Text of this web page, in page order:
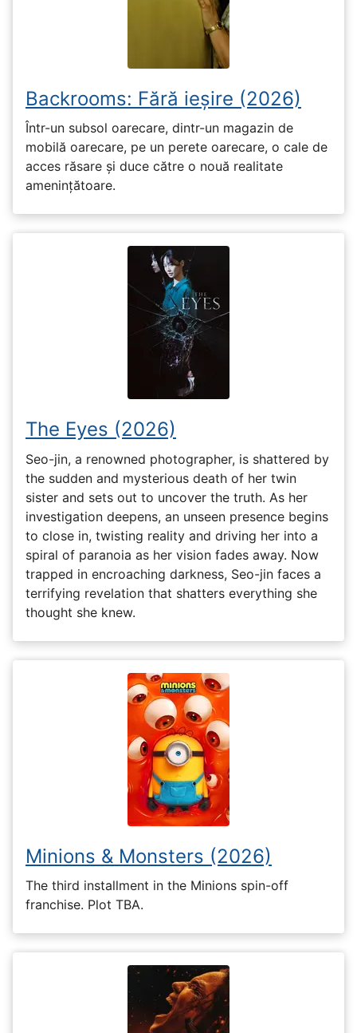
Backrooms: Fără ieșire (2026)
Într-un subsol oarecare, dintr-un magazin de
mobilă oarecare, pe un perete oarecare, o cale de
acces răsare și duce către o nouă realitate
amenințătoare.
The Eyes (2026)
Seo-jin, a renowned photographer, is shattered by
the sudden and mysterious death of her twin
sister and sets out to uncover the truth. As her
investigation deepens, an unseen presence begins
to close in, twisting reality and driving her into a
spiral of paranoia as her vision fades away. Now
trapped in encroaching darkness, Seo-jin faces a
terrifying revelation that shatters everything she
thought she knew.
Minions & Monsters (2026)
The third installment in the Minions spin-off
franchise. Plot TBA.